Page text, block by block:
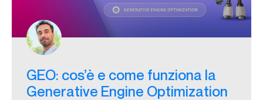
GEO: cos’è e come funziona la
Generative Engine Optimization